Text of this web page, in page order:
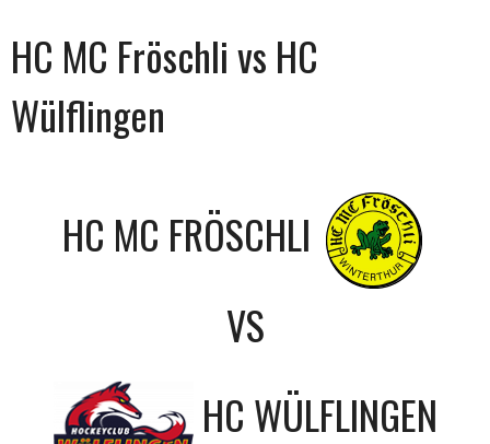
HC MC Fröschli vs HC
Wülflingen
HC MC FRÖSCHLI
VS
HC WÜLFLINGEN